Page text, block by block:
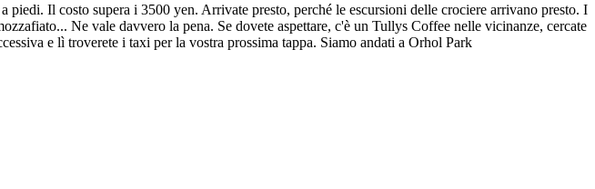
Il costo supera i 3500 yen. Arrivate presto, perché le escursioni delle crociere arrivano presto. I
Ne vale davvero la pena. Se dovete aspettare, c'è un Tullys Coffee nelle vicinanze, cercate
e lì troverete i taxi per la vostra prossima tappa. Siamo andati a Orhol Park